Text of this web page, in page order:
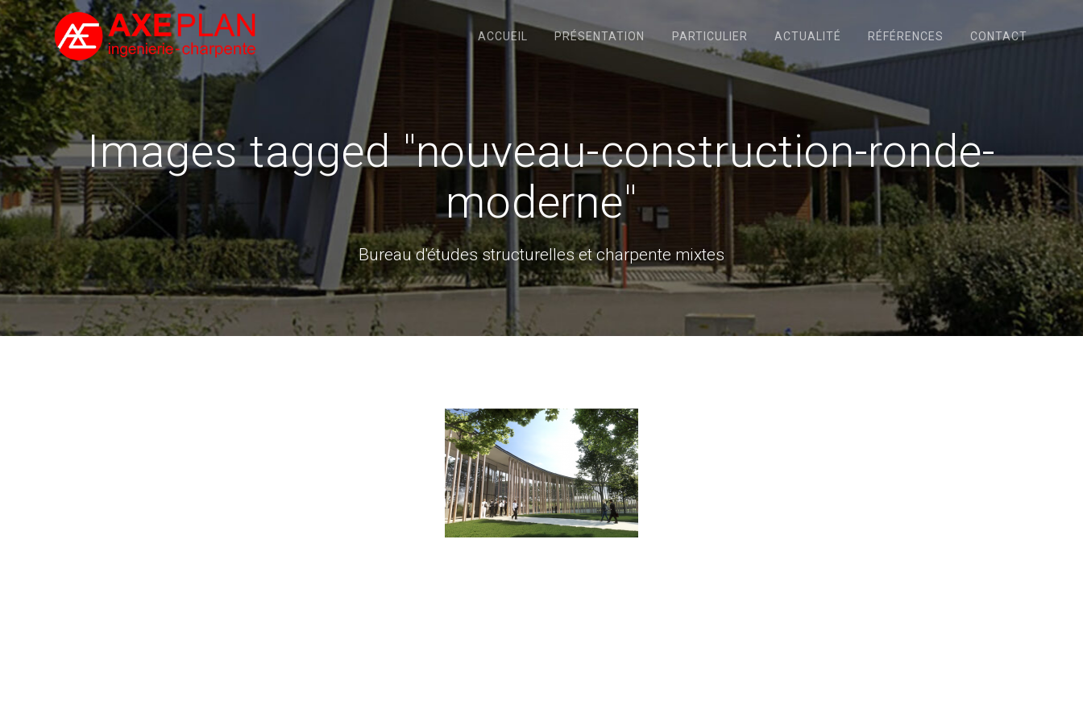
Skip
to
content
ACCUEIL PRÉSENTATION PARTICULIER ACTUALITÉ RÉFÉRENCES CONTACT
Images tagged "nouveau-construction-ronde-
moderne"
Bureau d'études structurelles et charpente mixtes